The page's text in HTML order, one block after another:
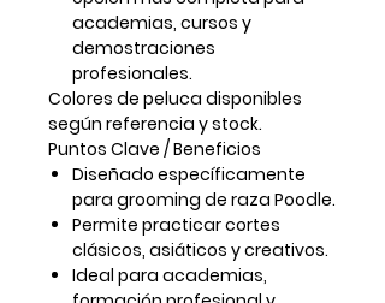
academias, cursos y
demostraciones
profesionales.
Colores de peluca disponibles
según referencia y stock.
Puntos Clave / Beneficios
Diseñado específicamente
para grooming de raza Poodle.
Permite practicar cortes
clásicos, asiáticos y creativos.
Ideal para academias,